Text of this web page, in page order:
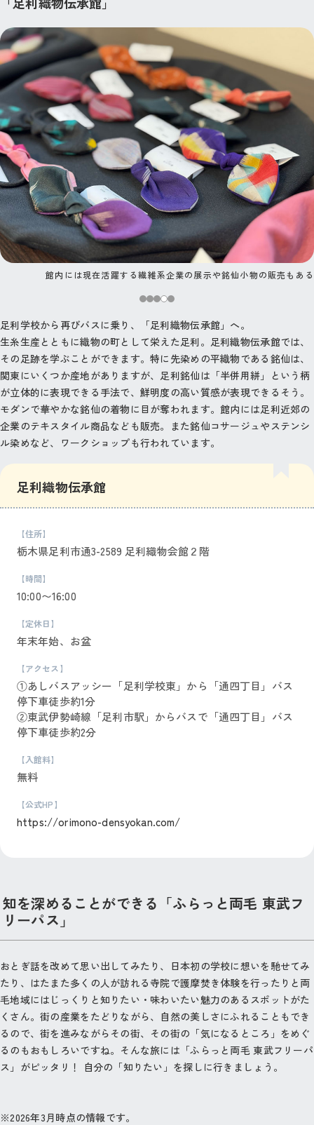
館内には現在活躍する繊維系企業の展示や銘仙小物の販売もある
テキスタイルにまつわるワークショップも各種開催
足利学校から再びバスに乗り、「足利織物伝承館」へ。
生糸生産とともに織物の町として栄えた足利。足利織物伝承館では、
その足跡を学ぶことができます。特に先染めの平織物である銘仙は、
関東にいくつか産地がありますが、足利銘仙は「半併用絣」という柄
が立体的に表現できる手法で、鮮明度の高い質感が表現できるそう。
モダンで華やかな銘仙の着物に目が奪われます。館内には足利近郊の
企業のテキスタイル商品なども販売。また銘仙コサージュやステンシ
ル染めなど、ワークショップも行われています。
足利織物伝承館
【住所】
栃木県足利市通3-2589 足利織物会館２階
【時間】
10:00〜16:00
【定休日】
年末年始、お盆
【アクセス】
①あしバスアッシー「足利学校東」から「通四丁目」バス
停下車徒歩約1分
②東武伊勢崎線「足利市駅」からバスで「通四丁目」バス
停下車徒歩約2分
【入館料】
無料
【公式HP】
https://orimono-densyokan.com/
知を深めることができる「ふらっと両毛 東武フ
リーパス」
おとぎ話を改めて思い出してみたり、日本初の学校に想いを馳せてみ
たり、はたまた多くの人が訪れる寺院で護摩焚き体験を行ったりと両
毛地域にはじっくりと知りたい・味わいたい魅力のあるスポットがた
くさん。街の産業をたどりながら、自然の美しさにふれることもでき
るので、街を進みながらその街、その街の「気になるところ」をめぐ
るのもおもしろいですね。そんな旅には「ふらっと両毛 東武フリーパ
ス」がピッタリ！ 自分の「知りたい」を探しに行きましょう。
※2026年3月時点の情報です。